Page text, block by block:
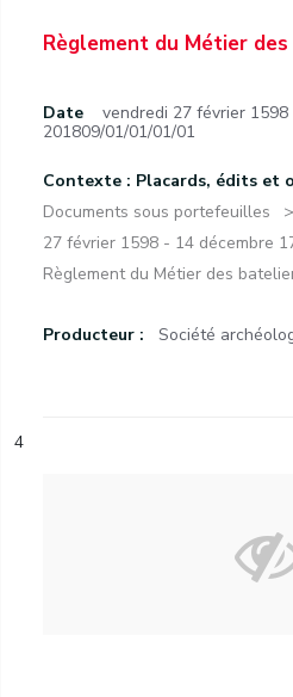
Règlement du Métier
Date vendredi 27 février 1598
201809/01/01/01/01
Contexte : Placards, édits et
Documents sous portefeuilles
27 février 1598 - 14 décembre
Règlement du Métier des
Producteur : Société
4